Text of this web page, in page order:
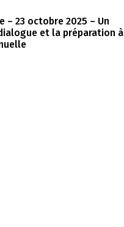
– 23 octobre 2025 – Un
et la préparation à